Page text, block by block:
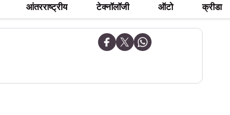
आंतरराष्ट्रीय टेक्नॉलॉजी ऑटो क्रीडा